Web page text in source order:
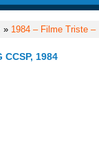
» 1984 – Filme Triste –
CCSP, 1984